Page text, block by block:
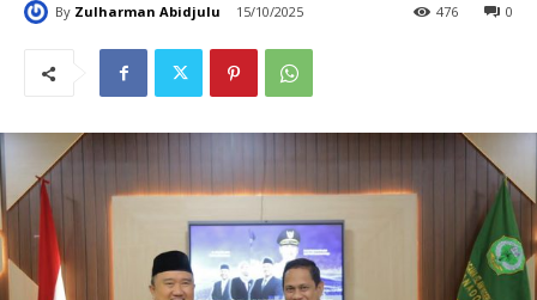
By Zulharman Abidjulu 15/10/2025 0
476